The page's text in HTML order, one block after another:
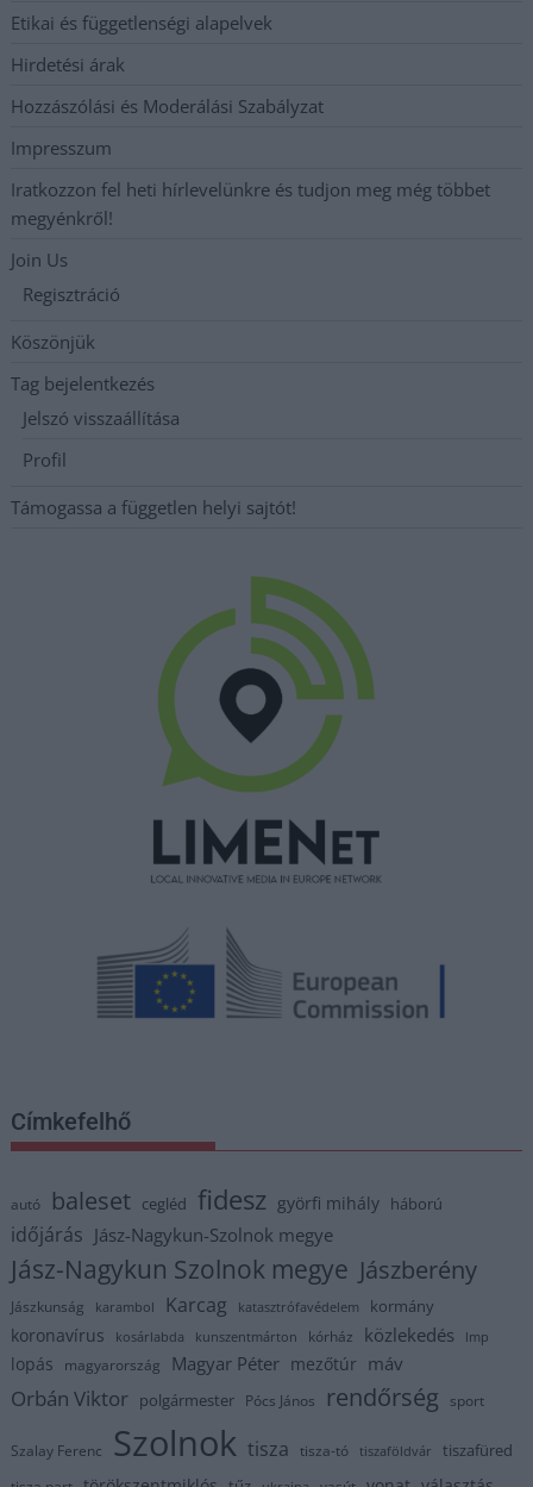
Etikai és függetlenségi alapelvek
Hirdetési árak
Hozzászólási és Moderálási Szabályzat
Impresszum
Iratkozzon fel heti hírlevelünkre és tudjon meg még többet
megyénkről!
Join Us
Regisztráció
Köszönjük
Tag bejelentkezés
Jelszó visszaállítása
Profil
Támogassa a független helyi sajtót!
Címkefelhő
autó baleset cegléd fidesz györfi mihály háború
időjárás Jász-Nagykun-Szolnok megye
Jász-Nagykun Szolnok megye Jászberény
Jászkunság karambol Karcag katasztrófavédelem kormány
koronavírus kosárlabda kunszentmárton kórház közlekedés lmp
lopás magyarország Magyar Péter mezőtúr máv
Orbán Viktor polgármester Pócs János rendőrség sport
Szalay Ferenc Szolnok tisza tisza-tó tiszaföldvár tiszafüred